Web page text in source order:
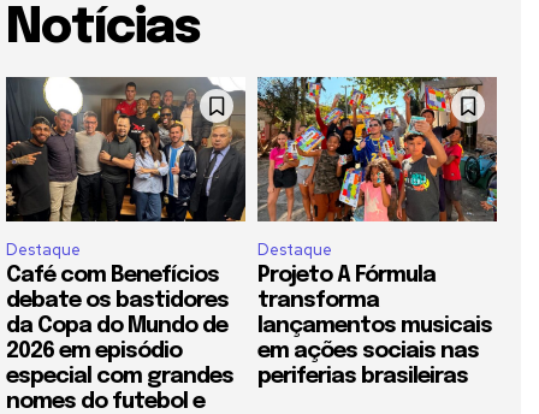
Notícias
Destaque
Café com Benefícios
debate os bastidores
da Copa do Mundo de
2026 em episódio
especial com grandes
nomes do futebol e
Destaque
Projeto A Fórmula
transforma
lançamentos musicais
em ações sociais nas
periferias brasileiras